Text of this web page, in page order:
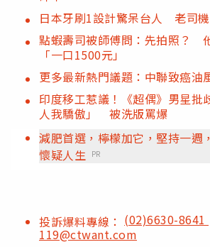
日本牙刷1設計驚呆台人 老司
點蝦壽司被師傅問：先拍照？
「一口1500元」
更多最新熱門議題：中聯致癌油
印度移工惹議！《超偶》男星批
人我驕傲」 被洗版罵爆
減肥首選，檸檬加它，堅持一週
懷疑人生
PR
投訴爆料專線： (02)6630-8641
119@ctwant.com